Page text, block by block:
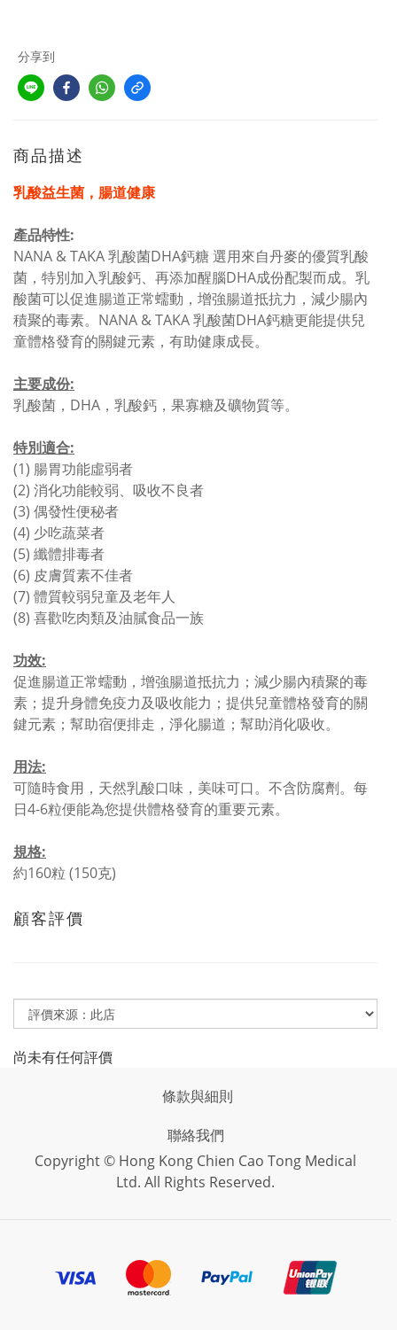
分享到
商品描述
乳酸益生菌，腸道健康
產品特性:
NANA & TAKA 乳酸菌DHA鈣糖 選用來自丹麥的優質乳酸
菌，特別加入乳酸鈣、再添加醒腦DHA成份配製而成。乳
酸菌可以促進腸道正常蠕動，增強腸道抵抗力，減少腸內
積聚的毒素。NANA & TAKA 乳酸菌DHA鈣糖更能提供兒
童體格發育的關鍵元素，有助健康成長。
主要成份:
乳酸菌，DHA，乳酸鈣，果寡糖及礦物質等。
特別適合:
(1) 腸胃功能虛弱者
(2) 消化功能較弱、吸收不良者
(3) 偶發性便秘者
(4) 少吃蔬菜者
(5) 纖體排毒者
(6) 皮膚質素不佳者
(7) 體質較弱兒童及老年人
(8) 喜歡吃肉類及油膩食品一族
功效:
促進腸道正常蠕動，增強腸道抵抗力；減少腸內積聚的毒
素；提升身體免疫力及吸收能力；提供兒童體格發育的關
鍵元素；幫助宿便排走，淨化腸道；幫助消化吸收。
用法:
可隨時食用，天然乳酸口味，美味可口。不含防腐劑。每
日4-6粒便能為您提供體格發育的重要元素。
規格:
約160粒 (150克)
顧客評價
尚未有任何評價
條款與細則
聯絡我們
Copyright © Hong Kong Chien Cao Tong Medical
Ltd. All Rights Reserved.